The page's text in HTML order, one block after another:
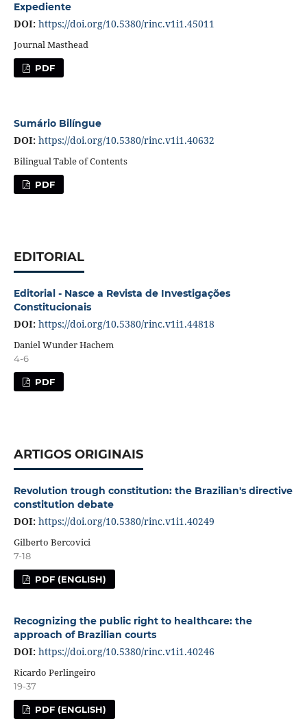
Expediente
DOI: https://doi.org/10.5380/rinc.v1i1.45011
Journal Masthead
PDF
Sumário Bilíngue
DOI: https://doi.org/10.5380/rinc.v1i1.40632
Bilingual Table of Contents
PDF
EDITORIAL
Editorial - Nasce a Revista de Investigações
Constitucionais
DOI: https://doi.org/10.5380/rinc.v1i1.44818
Daniel Wunder Hachem
4-6
PDF
ARTIGOS ORIGINAIS
Revolution trough constitution: the Brazilian's directive
constitution debate
DOI: https://doi.org/10.5380/rinc.v1i1.40249
Gilberto Bercovici
7-18
PDF (ENGLISH)
Recognizing the public right to healthcare: the
approach of Brazilian courts
DOI: https://doi.org/10.5380/rinc.v1i1.40246
Ricardo Perlingeiro
19-37
PDF (ENGLISH)